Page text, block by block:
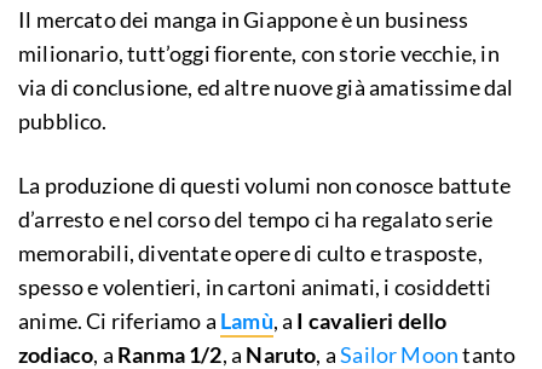
Il mercato dei manga in Giappone è un business
milionario, tutt’oggi fiorente, con storie vecchie, in
via di conclusione, ed altre nuove già amatissime dal
pubblico.
La produzione di questi volumi non conosce battute
d’arresto e nel corso del tempo ci ha regalato serie
memorabili, diventate opere di culto e trasposte,
spesso e volentieri, in cartoni animati, i cosiddetti
anime. Ci riferiamo a Lamù, a I cavalieri dello
zodiaco, a Ranma 1/2, a Naruto, aSailor Moontanto